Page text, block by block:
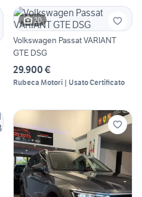
20
Volkswagen Passat VARIANT
GTE DSG
29.900 €
Rubeca Motori | Usato Certificato